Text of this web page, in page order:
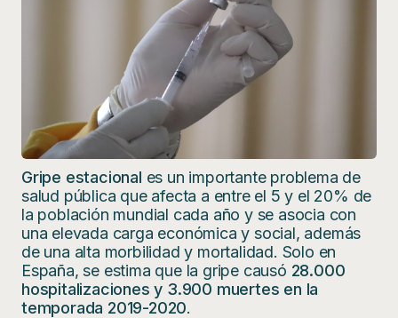
Gripe estacional es un importante problema de
salud pública que afecta a entre el 5 y el 20% de
la población mundial cada año y se asocia con
una elevada carga económica y social, además
de una alta morbilidad y mortalidad. Solo en
España, se estima que la gripe causó 28.000
hospitalizaciones y 3.900 muertes en la
temporada 2019-2020.